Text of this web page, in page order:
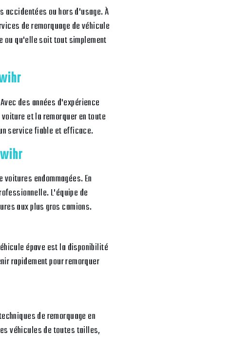
accidentées ou hors d'usage. À
de remorquage de véhicule
ou qu'elle soit tout simplement
des années d'expérience
et la remorquer en toute
service fiable et efficace.
endommagées. En
L'équipe de
aux plus gros camions.
épave est la disponibilité
rapidement pour remorquer
de remorquage en
véhicules de toutes tailles,